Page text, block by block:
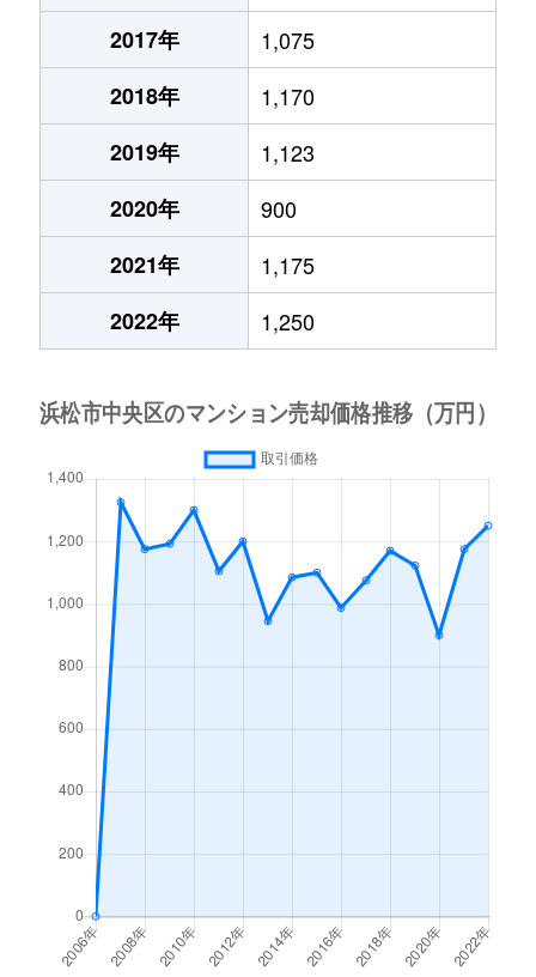
2017年
1,075
2018年
1,170
2019年
1,123
2020年
900
2021年
1,175
2022年
1,250